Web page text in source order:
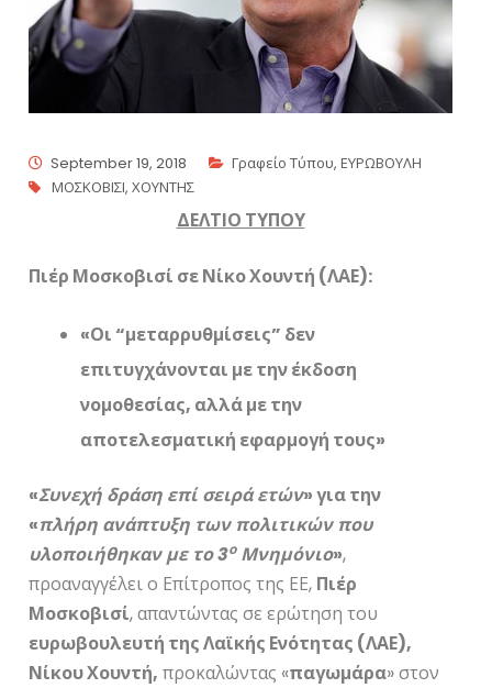
September 19, 2018 Γραφείο Τύπου,ΕΥΡΩΒΟΥΛΗ
ΜΟΣΚΟΒΙΣΙ,ΧΟΥΝΤΗΣ
ΔΕΛΤΙΟ ΤΥΠΟΥ
Πιέρ Μοσκοβισί σε Νίκο Χουντή (ΛΑΕ):
«Οι “μεταρρυθμίσεις” δεν
επιτυγχάνονται με την έκδοση
νομοθεσίας, αλλά με την
αποτελεσματική εφαρμογή τους»
«Συνεχή δράση επί σειρά ετών» για την
«πλήρη ανάπτυξη των πολιτικών που
υλοποιήθηκαν με το 3οΜνημόνιο»,
προαναγγέλει ο Επίτροπος της ΕΕ, Πιέρ
Μοσκοβισί, απαντώντας σε ερώτηση του
ευρωβουλευτή της Λαϊκής Ενότητας (ΛΑΕ),
Νίκου Χουντή, προκαλώντας «παγωμάρα» στον